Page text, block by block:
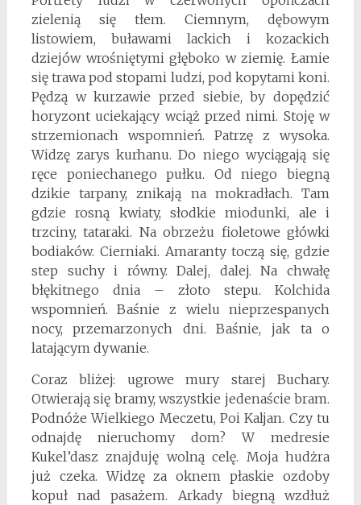
zielenią się tłem. Ciemnym, dębowym
listowiem, buławami lackich i kozackich
dziejów wrośniętymi głęboko w ziemię. Łamie
się trawa pod stopami ludzi, pod kopytami koni.
Pędzą w kurzawie przed siebie, by dopędzić
horyzont uciekający wciąż przed nimi. Stoję w
strzemionach wspomnień. Patrzę z wysoka.
Widzę zarys kurhanu. Do niego wyciągają się
ręce poniechanego pułku. Od niego biegną
dzikie tarpany, znikają na mokradłach. Tam
gdzie rosną kwiaty, słodkie miodunki, ale i
trzciny, tataraki. Na obrzeżu fioletowe główki
bodiaków. Cierniaki. Amaranty toczą się, gdzie
step suchy i równy. Dalej, dalej. Na chwałę
błękitnego dnia – złoto stepu. Kolchida
wspomnień. Baśnie z wielu nieprzespanych
nocy, przemarzonych dni. Baśnie, jak ta o
latającym dywanie.
Coraz bliżej: ugrowe mury starej Buchary.
Otwierają się bramy, wszystkie jedenaście bram.
Podnóże Wielkiego Meczetu, Poi Kaljan. Czy tu
odnajdę nieruchomy dom? W medresie
Kukel’dasz znajduję wolną celę. Moja hudżra
już czeka. Widzę za oknem płaskie ozdoby
kopuł nad pasażem. Arkady biegną wzdłuż